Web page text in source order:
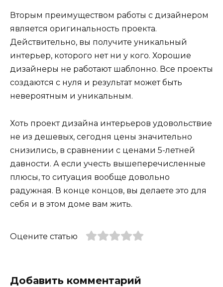
Вторым преимуществом работы с дизайнером
является оригинальность проекта.
Действительно, вы получите уникальный
интерьер, которого нет ни у кого. Хорошие
дизайнеры не работают шаблонно. Все проекты
создаются с нуля и результат может быть
невероятным и уникальным.
Хоть проект дизайна интерьеров удовольствие
не из дешевых, сегодня цены значительно
снизились, в сравнении с ценами 5-летней
давности. А если учесть вышеперечисленные
плюсы, то ситуация вообще довольно
радужная. В конце концов, вы делаете это для
себя и в этом доме вам жить.
Оцените статью
Добавить комментарий